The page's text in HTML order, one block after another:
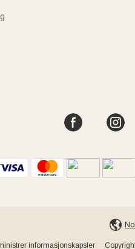
informasjonskapsler